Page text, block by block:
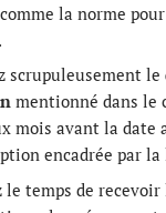
comme la norme
scrupuleusement le
mentionné dans le
mois avant la date
encadrée par
le temps de recevoir